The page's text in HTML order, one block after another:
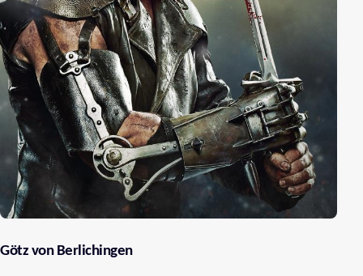
Götz von Berlichingen